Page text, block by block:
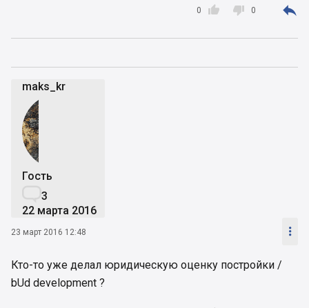

0  0 
maks_kr
Гость
3
22 марта 2016
23 март 2016 12:48 
Кто-то уже делал юридическую оценку постройки /
bUd development ?